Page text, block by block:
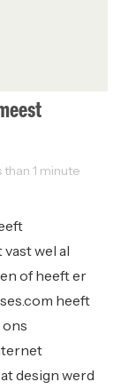
than 1 minute
wel al
of heeft er
heeft
design werd